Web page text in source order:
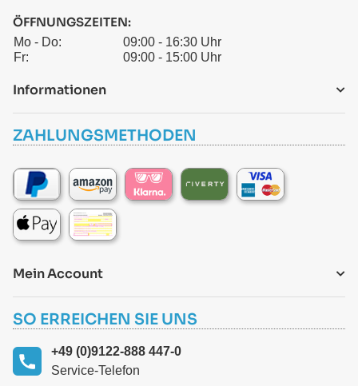
ÖFFNUNGSZEITEN:
Mo - Do:
09:00 - 16:30 Uhr
Fr:
09:00 - 15:00 Uhr
Informationen
ZAHLUNGSMETHODEN
Mein Account
SO ERREICHEN SIE UNS
+49 (0)9122-888 447-0
Service-Telefon